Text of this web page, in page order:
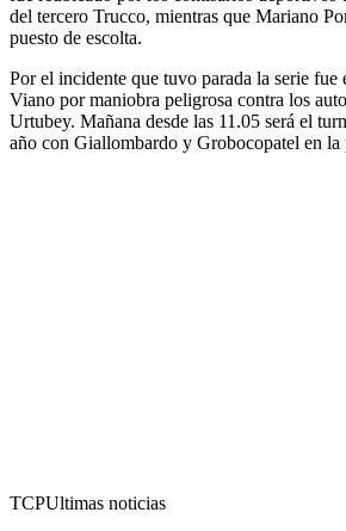
del tercero Trucco, mientras que Mariano
puesto de escolta.
Por el incidente que tuvo parada la serie
Viano por maniobra peligrosa contra los
Urtubey. Mañana desde las 11.05 será el
año con Giallombardo y Grobocopatel en la
TCPUltimas noticias